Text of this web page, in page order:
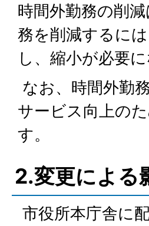
時間外勤務の削
務を削減するに
し、縮小が必要に
なお、時間外勤
サービス向上の
す。
2.変更による
市役所本庁舎に